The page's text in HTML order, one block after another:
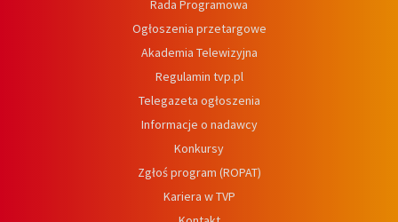
Rada Programowa
Ogłoszenia przetargowe
Akademia Telewizyjna
Regulamin tvp.pl
Telegazeta ogłoszenia
Informacje o nadawcy
Konkursy
Zgłoś program (ROPAT)
Kariera w TVP